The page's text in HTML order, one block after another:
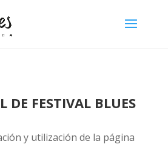
DE FESTIVAL BLUES
y utilización de la página